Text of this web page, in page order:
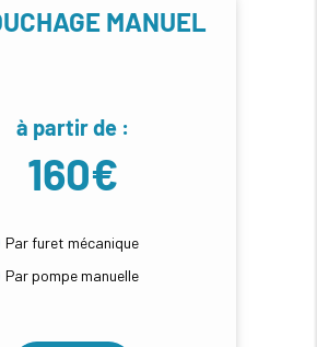
MANUEL
à partir de :
160€
Par furet mécanique
Par pompe manuelle